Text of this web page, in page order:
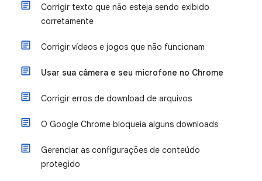
Corrigir texto que não esteja sendo exibido
corretamente
Corrigir vídeos e jogos que não funcionam
Usar sua câmera e seu microfone no Chrome
Corrigir erros de download de arquivos
O Google Chrome bloqueia alguns downloads
Gerenciar as configurações de conteúdo
protegido